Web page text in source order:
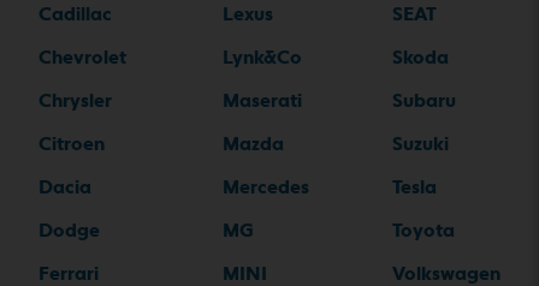
Cadillac
Chevrolet
Chrysler
Citroen
Dacia
Dodge
Ferrari
Lexus
Lynk&Co
Maserati
Mazda
Mercedes
MG
MINI
SEAT
Skoda
Subaru
Suzuki
Tesla
Toyota
Volkswagen